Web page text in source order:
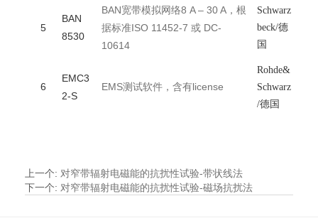
5
BAN
8530
BAN宽带模拟网络8 A – 30 A，根
据标准ISO 11452-7 或 DC-
10614
Schwarz
beck/德
国
6
EMC3
2-S
EMS测试软件，含有license
Rohde&
Schwarz
/德国
上一个: 对窄带辐射电磁能的抗扰性试验-带状线法
下一个: 对窄带辐射电磁能的抗扰性试验-磁场抗扰法